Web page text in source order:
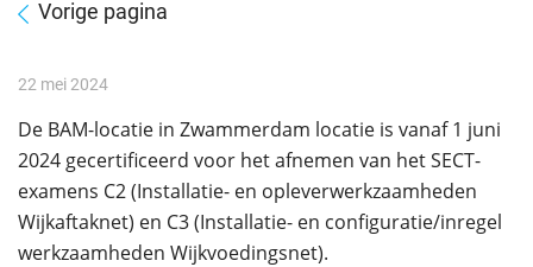
Vorige pagina
22 mei 2024
De BAM-locatie in Zwammerdam locatie is vanaf 1 juni
2024 gecertificeerd voor het afnemen van het SECT-
examens C2 (Installatie- en opleverwerkzaamheden
Wijkaftaknet) en C3 (Installatie- en configuratie/inregel
werkzaamheden Wijkvoedingsnet).